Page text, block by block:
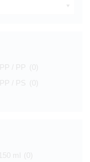
PP / PP (0)
PP / PS (0)
150 ml
(0)